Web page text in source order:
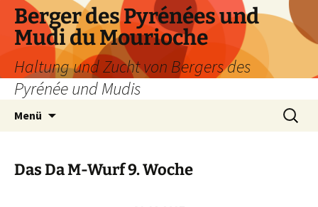
Zum
Inhalt
springen
Berger des Pyrénées und
Mudi du Mourioche
Haltung und Zucht von Bergers des
Pyrénée und Mudis
Menü
Suchen
nach:
Das Da M-Wurf 9. Woche